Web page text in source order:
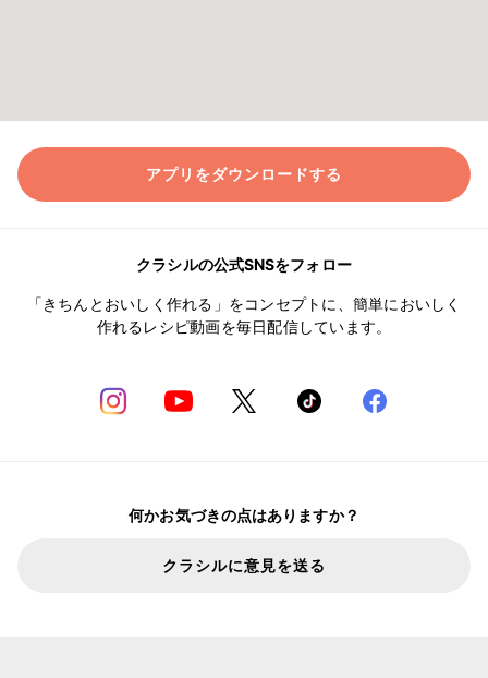
アプリをダウンロードする
クラシルの公式SNSをフォロー
「きちんとおいしく作れる」をコンセプトに、簡単においしく
作れるレシピ動画を毎日配信しています。
何かお気づきの点はありますか？
クラシルに意見を送る